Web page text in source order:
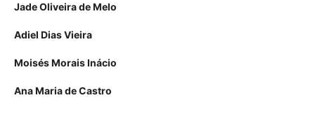
Jade Oliveira de Melo
Adiel Dias Vieira
Moisés Morais Inácio
Ana Maria de Castro